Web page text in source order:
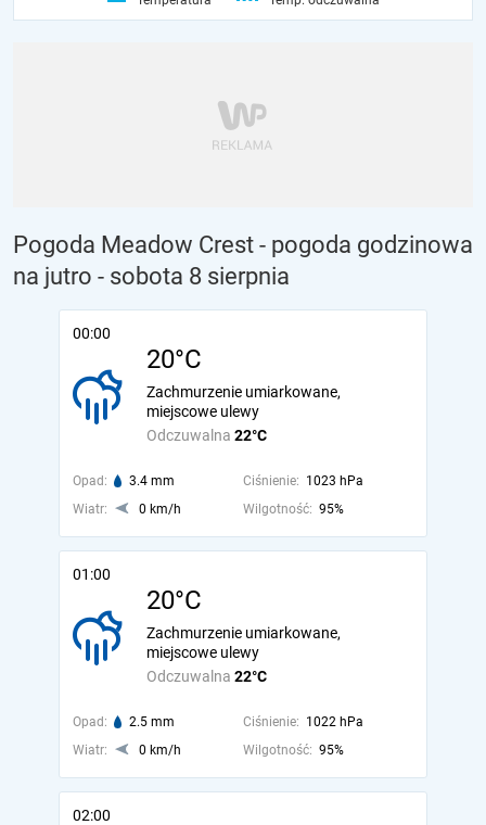
Pogoda Meadow Crest - pogoda godzinowa
na jutro - sobota 8 sierpnia
00:00
20°C
Odczuwalna 22°C
Zachmurzenie umiarkowane,
miejscowe ulewy
Opad: 3.4 mm Ciśnienie: 1023 hPa
Wiatr:
0 km/h Wilgotność: 95%
01:00
20°C
Odczuwalna 22°C
Zachmurzenie umiarkowane,
miejscowe ulewy
Opad: 2.5 mm Ciśnienie: 1022 hPa
Wiatr:
0 km/h Wilgotność: 95%
02:00